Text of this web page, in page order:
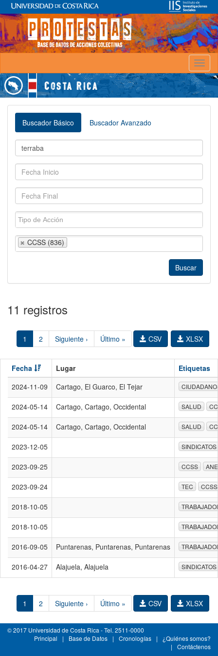
Buscador Básico Buscador Avanzado
CCSS (836)
11 registros
1 2 Siguiente › Último » XLSX
CSV
Fecha Lugar
Etiquetas
2024-11-09
Cartago, El Guarco, El Tejar
2024-05-14 Cartago, Cartago, Occidental SALUD
2024-05-14 Cartago, Cartago, Occidental SALUD
2023-12-05 SINDICATOS
2023-09-25 CCSS
2023-09-24 TEC CCSS
2018-10-05
2018-10-05
2016-09-05 Puntarenas, Puntarenas, Puntarenas
2016-04-27 Alajuela, Alajuela SINDICATOS
1 2 Siguiente › Último » XLSX
CSV
© 2017 Universidad de Costa Rica - Tel. 2511-0000
Principal
| Base de Datos | Cronologías |
¿Quiénes somos?
|
Contáctenos